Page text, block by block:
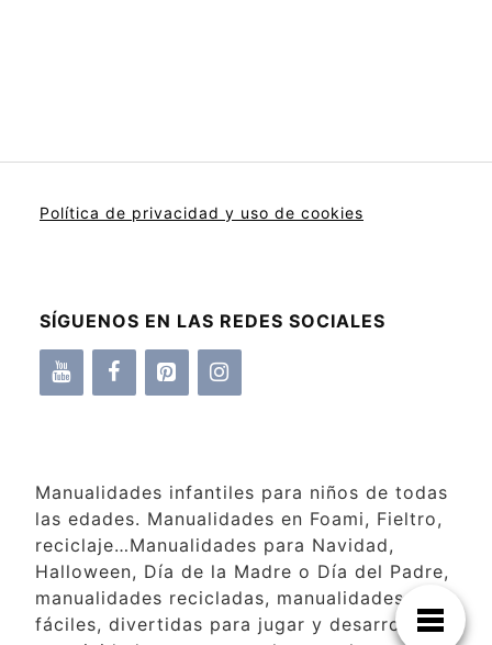
Política de privacidad y uso de cookies
SÍGUENOS EN LAS REDES SOCIALES
Manualidades infantiles para niños de todas
las edades. Manualidades en Foami, Fieltro,
reciclaje…Manualidades para Navidad,
Halloween, Día de la Madre o Día del Padre,
manualidades recicladas, manualidades
fáciles, divertidas para jugar y desarrollar la